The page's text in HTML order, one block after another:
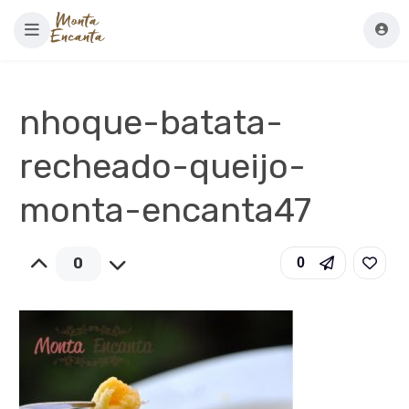
nhoque-batata-
recheado-queijo-
monta-encanta47
0 0